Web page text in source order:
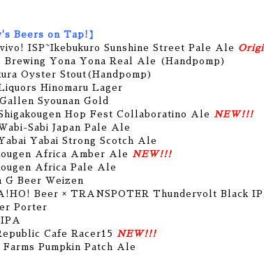
Beers on Tap!】
ISP~Ikebukuro Sunshine Street Pale Ale
Yona Yona Real Ale (Handpomp)
Oyster Stout(Handpomp)
Hinomaru Lager
Syounan Gold
Hop Fest Collaboratino Ale
NEW!!!
Sabi Japan Pale Ale
Yabai Strong Scotch Ale
Africa Amber Ale
NEW!!!
Africa Pale Ale
G Beer Weizen
Beer × TRANSPOTER Thundervolt Black
Porter
Cafe Racer15
NEW!!!
Farms Pumpkin Patch Ale